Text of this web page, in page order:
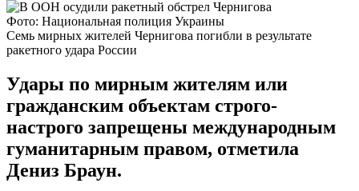
Фото: Национальная полиция Украины
Семь мирных жителей Чернигова погибли в результате
ракетного удара России
Удары по мирным жителям или
гражданским объектам строго-
настрого запрещены международным
гуманитарным правом, отметила
Дениз Браун.